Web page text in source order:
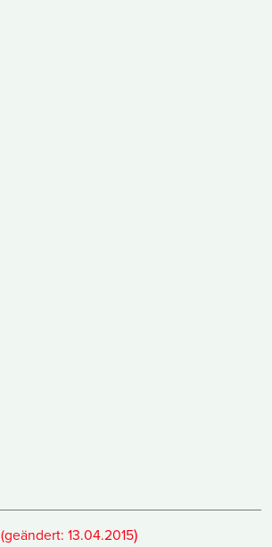
(geändert:13.04.2015)